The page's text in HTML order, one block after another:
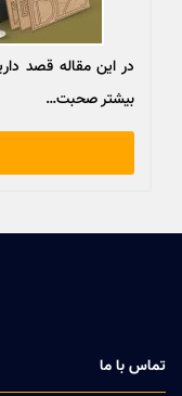
در این مقاله قصد
بیشتر صحبت…
تماس با ما